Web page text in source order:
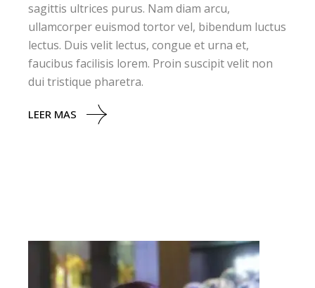
sagittis ultrices purus. Nam diam arcu,
ullamcorper euismod tortor vel, bibendum luctus
lectus. Duis velit lectus, congue et urna et,
faucibus facilisis lorem. Proin suscipit velit non
dui tristique pharetra.
LEER MAS